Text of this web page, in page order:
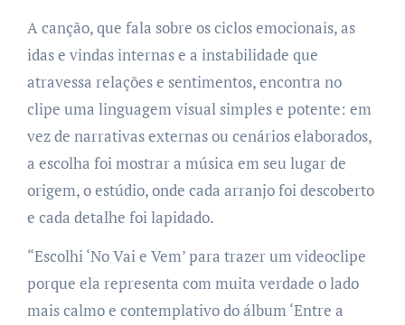
A canção, que fala sobre os ciclos emocionais, as
idas e vindas internas e a instabilidade que
atravessa relações e sentimentos, encontra no
clipe uma linguagem visual simples e potente: em
vez de narrativas externas ou cenários elaborados,
a escolha foi mostrar a música em seu lugar de
origem, o estúdio, onde cada arranjo foi descoberto
e cada detalhe foi lapidado.
“Escolhi ‘No Vai e Vem’ para trazer um videoclipe
porque ela representa com muita verdade o lado
mais calmo e contemplativo do álbum ‘Entre a